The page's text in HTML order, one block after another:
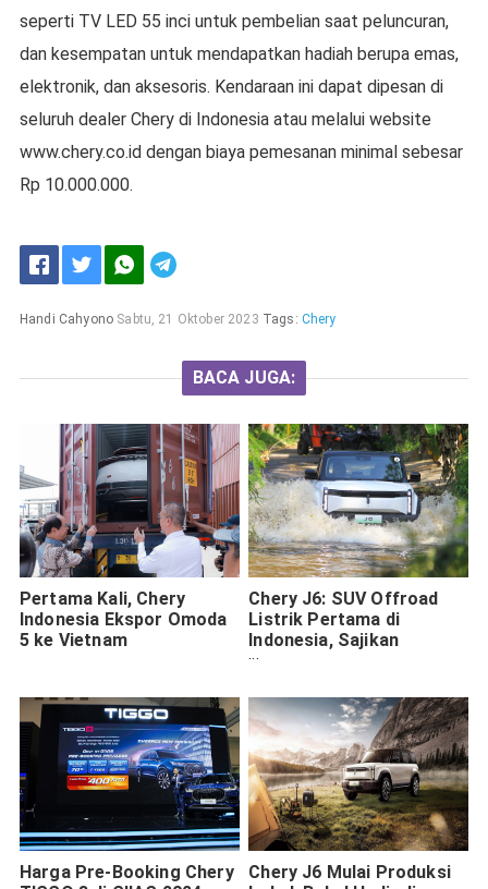
seperti TV LED 55 inci untuk pembelian saat peluncuran,
dan kesempatan untuk mendapatkan hadiah berupa emas,
elektronik, dan aksesoris. Kendaraan ini dapat dipesan di
seluruh dealer Chery di Indonesia atau melalui website
www.chery.co.id dengan biaya pemesanan minimal sebesar
Rp 10.000.000.
Handi Cahyono Sabtu, 21 Oktober 2023 Tags: Chery
BACA JUGA:
Pertama Kali, Chery
Indonesia Ekspor Omoda
5 ke Vietnam
Chery J6: SUV Offroad
Listrik Pertama di
Indonesia, Sajikan
Ketangguhan dan
Harga Pre-Booking Chery
Chery J6 Mulai Produksi